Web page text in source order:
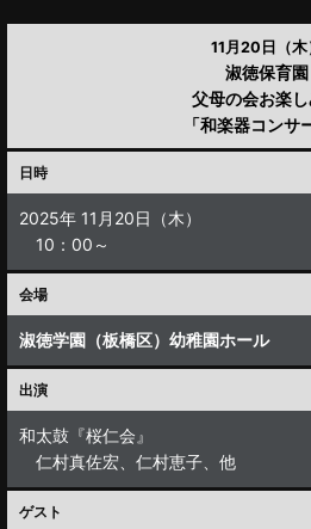
11月20日（木
淑徳保育園
父母の会お楽
「和楽器コンサ
日時
2025年 11月20日（木）
10：00～
会場
淑徳学園（板橋区）幼稚園ホール
出演
和太鼓『桜仁会』
仁村真佐宏、仁村恵子、他
ゲスト